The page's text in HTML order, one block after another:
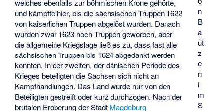
n
B
a
ut
z
e
n
i
m
S
welches ebenfalls zur böhmischen Krone gehörte,
und kämpfte hier, bis die sächsischen Truppen 1622
von kaiserlichen Truppen abgelöst wurden. Danach
wurden zwar 1623 noch Truppen geworben, aber
die allgemeine Kriegslage ließ es zu, dass fast alle
sächsischen Truppen bis 1624 abgedankt werden
konnten. In der zweiten, der dänischen Periode des
Krieges beteiligten die Sachsen sich nicht an
Kampfhandlungen. Das Land wurde nur von den
Beteiligten gestreift oder kurz durchzogen. Nach der
brutalen Eroberung der Stadt Magdeburg